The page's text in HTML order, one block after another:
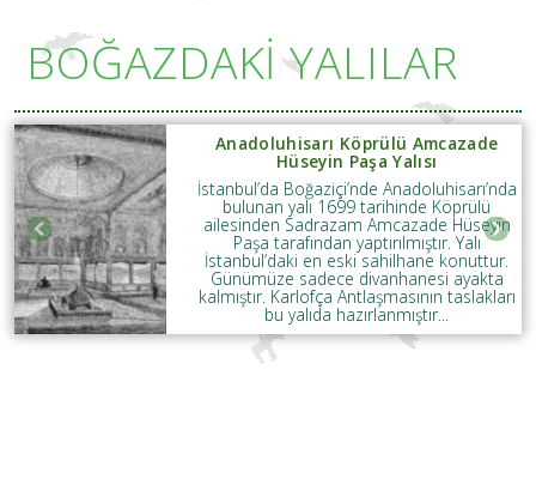
BOĞAZDAKİ YALILAR
Anadoluhisarı Köprülü Amcazade
Hüseyin Paşa Yalısı
İstanbul’da Boğaziçi’nde Anadoluhisarı’nda
bulunan yalı 1699 tarihinde Köprülü
ailesinden Sadrazam Amcazade Hüseyin
Paşa tarafından yaptırılmıştır. Yalı
İstanbul’daki en eski sahilhane konuttur.
Günümüze sadece divanhanesi ayakta
kalmıştır. Karlofça Antlaşmasının taslakları
bu yalıda hazırlanmıştır...